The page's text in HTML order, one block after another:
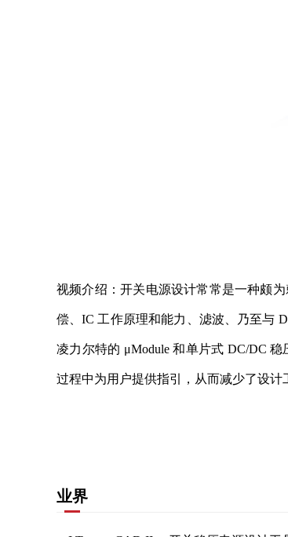
视频介绍：开关电源设计常常是一种颇
偿、IC 工作原理和能力、滤波、乃至与
凌力尔特的 μModule 和单片式 DC/DC
过程中为用户提供指引，从而减少了设计
业界